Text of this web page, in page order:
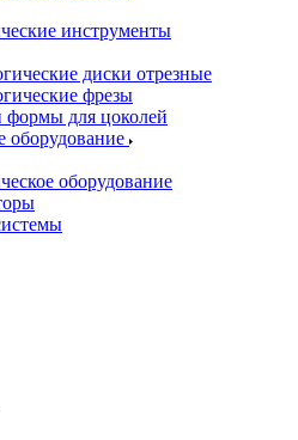
инструменты
диски отрезные
фрезы
для цоколей
оборудование
оборудование